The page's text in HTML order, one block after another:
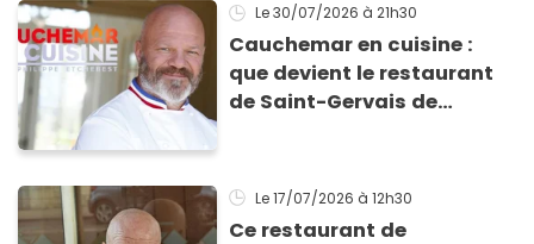
Le 30/07/2026 à 21h30
Cauchemar en cuisine :
que devient le restaurant
de Saint-Gervais de
Etchebest ?
Le 17/07/2026 à 12h30
Ce restaurant de